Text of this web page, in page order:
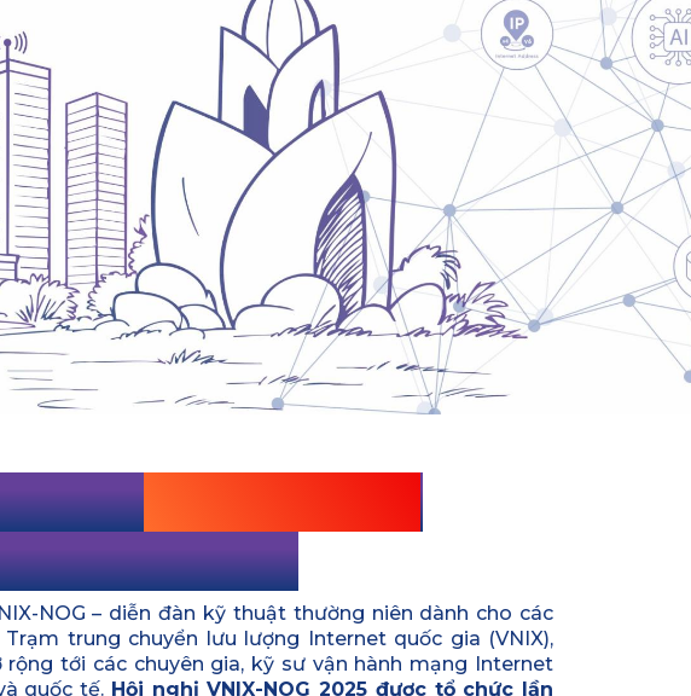
nghị
lần thứ 10
NOG – diễn đàn kỹ thuật thường niên dành cho các
trung chuyển lưu lượng Internet quốc gia (VNIX),
rộng tới các chuyên gia, kỹ sư vận hành mạng Internet
quốc tế. Hội nghị VNIX-NOG 2025 được tổ chức lần